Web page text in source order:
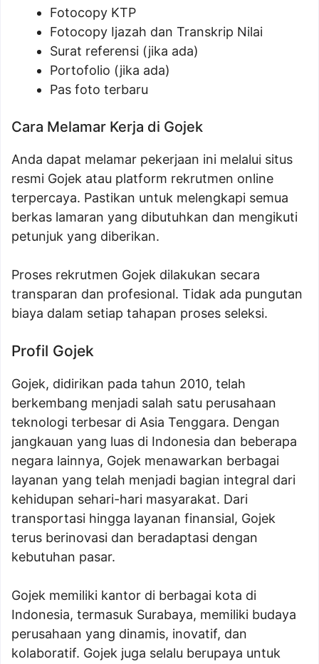
Fotocopy KTP
Fotocopy Ijazah dan Transkrip Nilai
Surat referensi (jika ada)
Portofolio (jika ada)
Pas foto terbaru
Cara Melamar Kerja di Gojek
Anda dapat melamar pekerjaan ini melalui situs
resmi Gojek atau platform rekrutmen online
terpercaya. Pastikan untuk melengkapi semua
berkas lamaran yang dibutuhkan dan mengikuti
petunjuk yang diberikan.
Proses rekrutmen Gojek dilakukan secara
transparan dan profesional. Tidak ada pungutan
biaya dalam setiap tahapan proses seleksi.
Profil Gojek
Gojek, didirikan pada tahun 2010, telah
berkembang menjadi salah satu perusahaan
teknologi terbesar di Asia Tenggara. Dengan
jangkauan yang luas di Indonesia dan beberapa
negara lainnya, Gojek menawarkan berbagai
layanan yang telah menjadi bagian integral dari
kehidupan sehari-hari masyarakat. Dari
transportasi hingga layanan finansial, Gojek
terus berinovasi dan beradaptasi dengan
kebutuhan pasar.
Gojek memiliki kantor di berbagai kota di
Indonesia, termasuk Surabaya, memiliki budaya
perusahaan yang dinamis, inovatif, dan
kolaboratif. Gojek juga selalu berupaya untuk